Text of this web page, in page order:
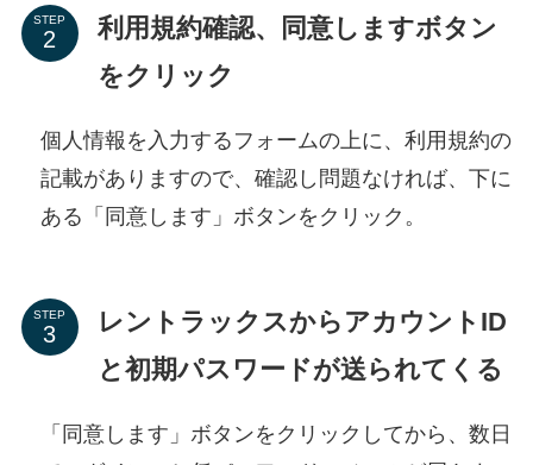
STEP
利用規約確認、同意しますボタン
をクリック
個人情報を入力するフォームの上に、利用規約の
記載がありますので、確認し問題なければ、下に
ある「同意します」ボタンをクリック。
STEP
レントラックスからアカウントID
と初期パスワードが送られてくる
「同意します」ボタンをクリックしてから、数日